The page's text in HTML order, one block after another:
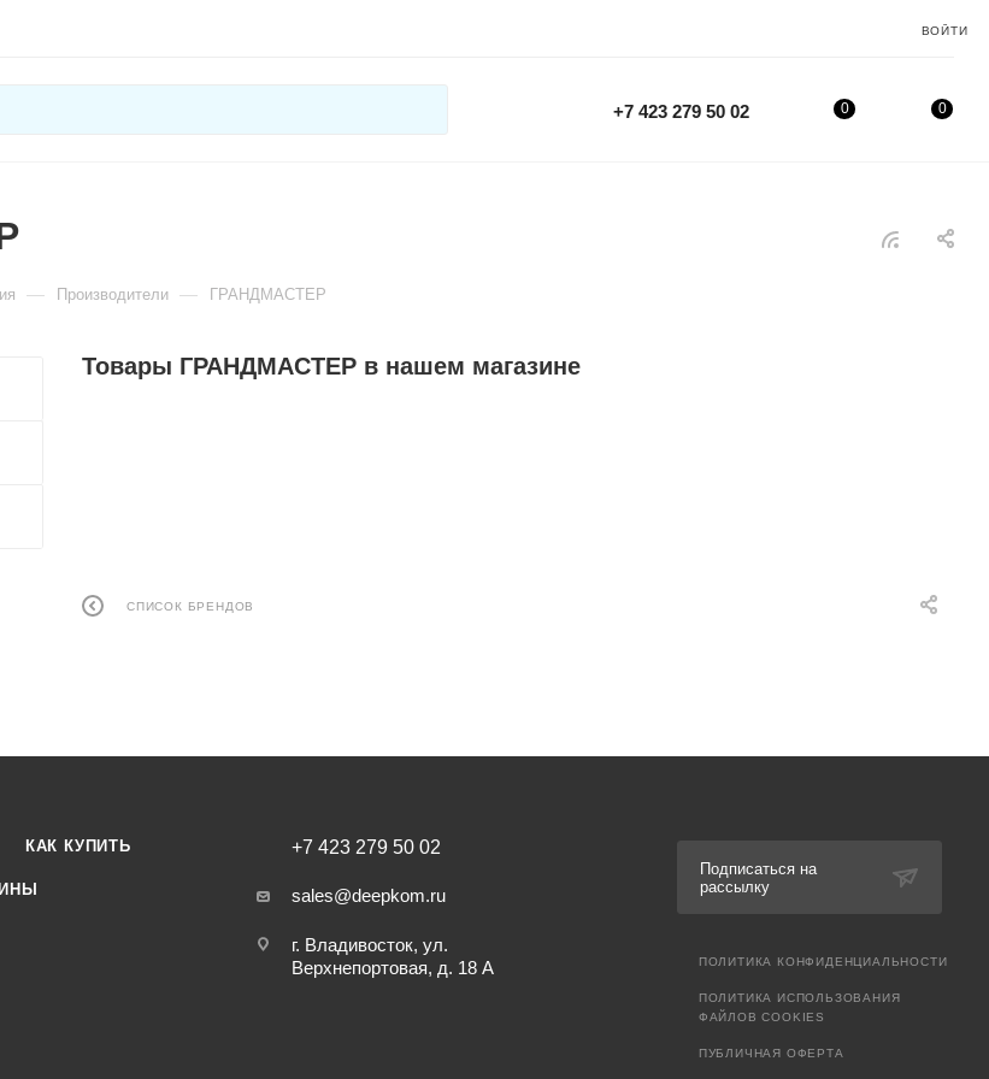
ВОЙТИ
+7 423 279 50 02 0
0
— Производители — ГРАНДМАСТЕР
Товары ГРАНДМАСТЕР в нашем магазине
СПИСОК БРЕНДОВ
КАК КУПИТЬ +7 423 279 50 02
sales@deepkom.ru
г. Владивосток, ул.
Верхнепортовая, д. 18 А
Подписаться на
рассылку
ПОЛИТИКА КОНФИДЕНЦИАЛЬНОСТИ
ПОЛИТИКА ИСПОЛЬЗОВАНИЯ
ФАЙЛОВ COOKIES
ПУБЛИЧНАЯ ОФЕРТА